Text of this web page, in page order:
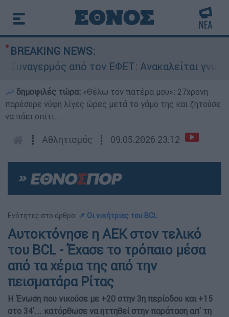
BREAKING NEWS:
από τον ΕΦΕΤ: Ανακαλείται γνωστή
δημοφιλές τώρα: «Θέλω τον πατέρα μου»: 27χρονη
παρέσυρε νύφη λίγες ώρες μετά το γάμο της και ζητούσε
να πάει σπίτι...
┋ Αθλητισμός ┋ 09.05.2026 23:12
Ενότητες στο άρθρο: 📌 Oι νικήτριες του BCL
Αυτοκτόνησε η ΑΕΚ στον τελικό
του BCL - Έχασε το τρόπαιο μέσα
από τα χέρια της από την
πεισματάρα Ρίτας
Η Ένωση που νικούσε με +20 στην 3η περίοδου και +15
στο 34'... κατόρθωσε να ηττηθεί στην παράταση απ' τη